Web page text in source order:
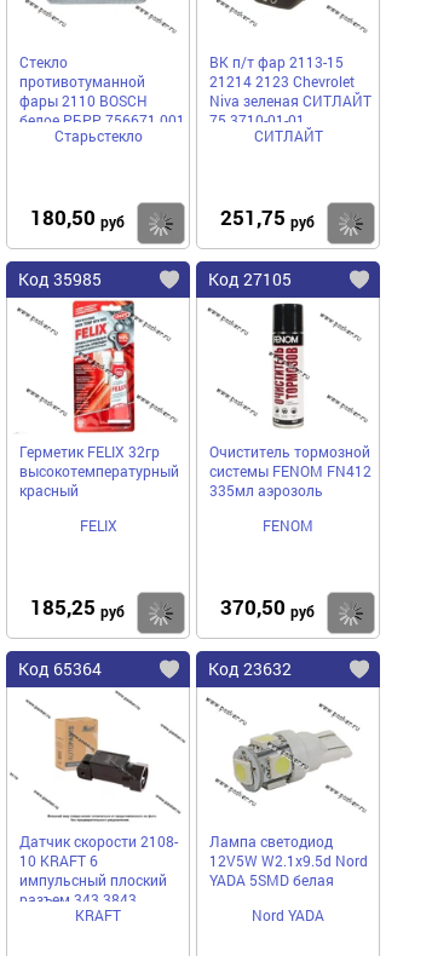
Стекло
противотуманной
фары 2110 BOSCH
белое РБРР 756671 001
Старьстекло
180,50 руб Купить
ВК п/т фар 2113-15
21214 2123 Chevrolet
Niva зеленая СИТЛАЙТ
75 3710-01-01
СИТЛАЙТ
251,75 руб
Код 35985
Герметик FELIX 32гр
высокотемпературный
красный
FELIX
185,25 руб Купить
Код 27105
Очиститель тормозной
системы FENOM FN412
335мл аэрозоль
FENOM
370,50 руб
Код 65364
Датчик скорости 2108-
10 KRAFT 6
импульсный плоский
разъем 343.3843
KRAFT
Код 23632
Лампа светодиод
12V5W W2.1x9.5d Nord
YADA 5SMD белая
Nord YADA